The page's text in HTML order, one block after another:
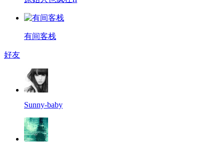
有间客栈
好友
Sunny-baby